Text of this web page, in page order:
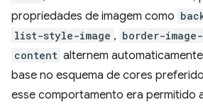
propriedades de imagem como
list-style-image , border-
content alternem
base no esquema de cores
esse comportamento era permitido